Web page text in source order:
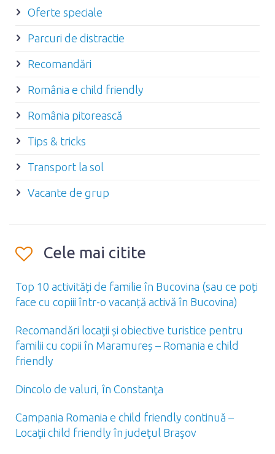
Oferte speciale
Parcuri de distractie
Recomandări
România e child friendly
România pitorească
Tips & tricks
Transport la sol
Vacante de grup
Cele mai citite
Top 10 activități de familie în Bucovina (sau ce poți
face cu copiii într-o vacanță activă în Bucovina)
Recomandări locaţii și obiective turistice pentru
familii cu copii în Maramureș – Romania e child
friendly
Dincolo de valuri, în Constanţa
Campania Romania e child friendly continuă –
Locaţii child friendly în judeţul Braşov